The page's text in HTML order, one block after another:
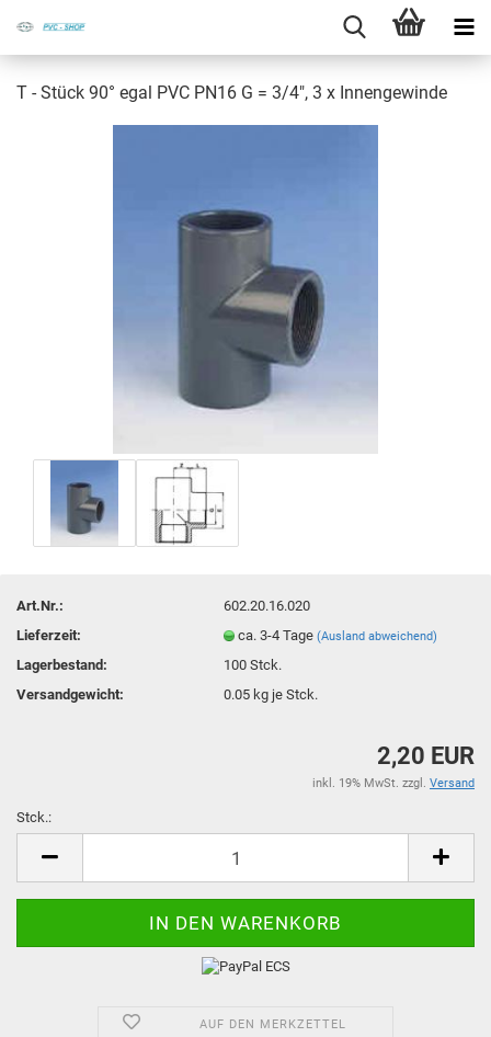
T - Stück 90° egal PVC PN16 G = 3/4", 3 x In­nen­ge­win­de
Art.Nr.:
602.20.16.020
Lieferzeit:
ca. 3-4 Tage(Ausland abweichend)
Lagerbestand: 100Stck.
Versandgewicht:
0.05 kg je Stck.
2,20 EUR
inkl. 19% MwSt. zzgl. Versand
Stck.:
AUF DEN MERKZETTEL